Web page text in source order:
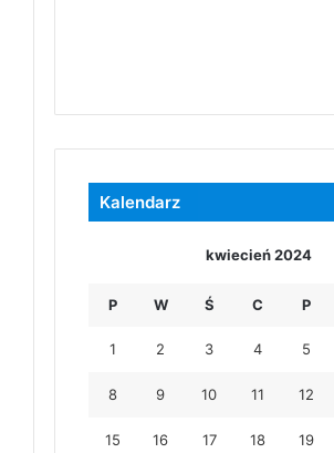
Kalendarz
kwiecień 2024
P W Ś C P
1 2 3 4 5
8 9 10 11 12
15 16 17 18 19